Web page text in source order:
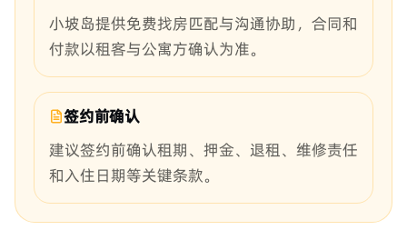
小坡岛提供免费找房匹配与沟通协助，合同和
付款以租客与公寓方确认为准。
签约前确认
建议签约前确认租期、押金、退租、维修责任
和入住日期等关键条款。